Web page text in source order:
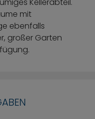
mit
ebenfalls
großer Garten